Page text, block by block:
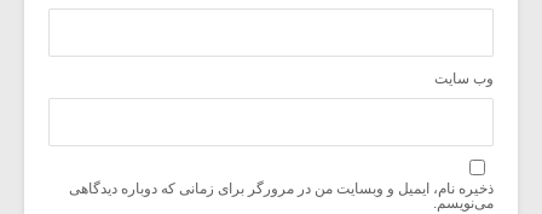
وب‌ سایت
ذخیره نام، ایمیل و وبسایت من در مرورگر برای زمانی که دوباره دیدگاهی
می‌نویسم.